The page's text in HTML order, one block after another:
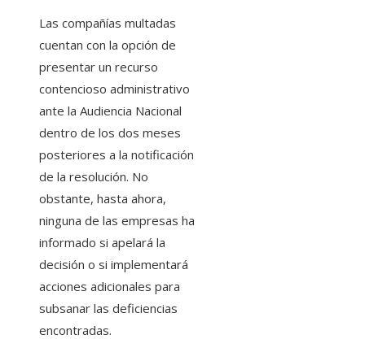
Las compañías multadas
cuentan con la opción de
presentar un recurso
contencioso administrativo
ante la Audiencia Nacional
dentro de los dos meses
posteriores a la notificación
de la resolución. No
obstante, hasta ahora,
ninguna de las empresas ha
informado si apelará la
decisión o si implementará
acciones adicionales para
subsanar las deficiencias
encontradas.